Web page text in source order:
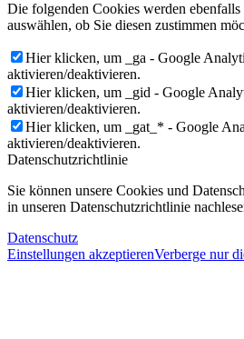
Die folgenden Cookies werden
auswählen, ob Sie diesen zustimmen
Hier klicken, um _ga - Google
aktivieren/deaktivieren.
Hier klicken, um _gid - Google
aktivieren/deaktivieren.
Hier klicken, um _gat_* - Google
aktivieren/deaktivieren.
Datenschutzrichtlinie
Sie können unsere Cookies und
in unseren Datenschutzrichtlinie
Datenschutz
Einstellungen akzeptierenVerberge nur